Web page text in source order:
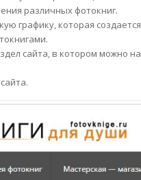
различных фотокниг.
графику, которая
сайта, в котором можно